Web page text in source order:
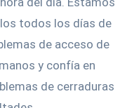
todos los días de
de acceso de
y confía en
de cerraduras